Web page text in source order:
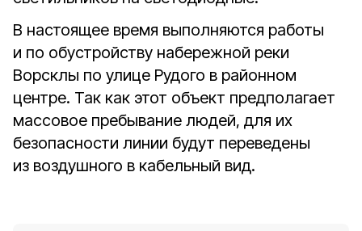
В настоящее время выполняются работы
и по обустройству набережной реки
Ворсклы по улице Рудого в районном
центре. Так как этот объект предполагает
массовое пребывание людей, для их
безопасности линии будут переведены
из воздушного в кабельный вид.